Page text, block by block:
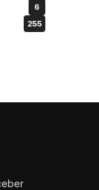
6
255